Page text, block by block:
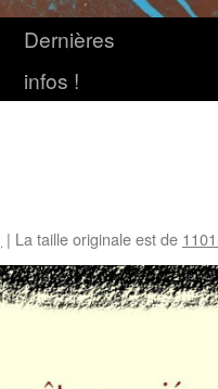
Dernières
infos !
| La taille originale est de